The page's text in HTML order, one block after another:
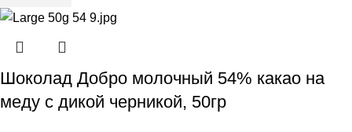
Шоколад Добро молочный 54% какао на
меду с дикой черникой, 50гр